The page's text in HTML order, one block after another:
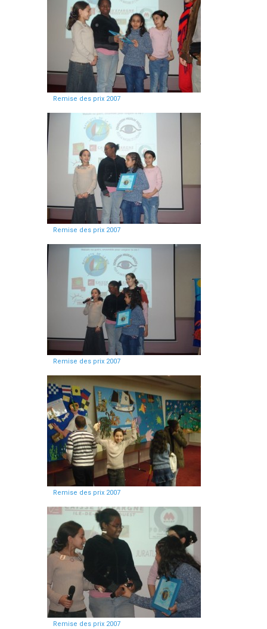
Remise des prix 2007
Remise des prix 2007
Remise des prix 2007
Remise des prix 2007
Remise des prix 2007